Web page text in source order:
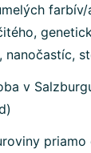
nanočastíc,
v